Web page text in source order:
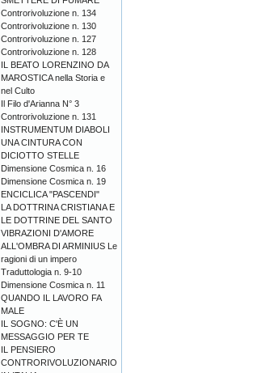
Controrivoluzione n. 134
Controrivoluzione n. 130
Controrivoluzione n. 127
Controrivoluzione n. 128
IL BEATO LORENZINO DA
MAROSTICA nella Storia e
nel Culto
Il Filo d'Arianna N° 3
Controrivoluzione n. 131
INSTRUMENTUM DIABOLI
UNA CINTURA CON
DICIOTTO STELLE
Dimensione Cosmica n. 16
Dimensione Cosmica n. 19
ENCICLICA "PASCENDI"
LA DOTTRINA CRISTIANA E
LE DOTTRINE DEL SANTO
VIBRAZIONI D'AMORE
ALL'OMBRA DI ARMINIUS Le
ragioni di un impero
Traduttologia n. 9-10
Dimensione Cosmica n. 11
QUANDO IL LAVORO FA
MALE
IL SOGNO: C'È UN
MESSAGGIO PER TE
IL PENSIERO
CONTRORIVOLUZIONARIO